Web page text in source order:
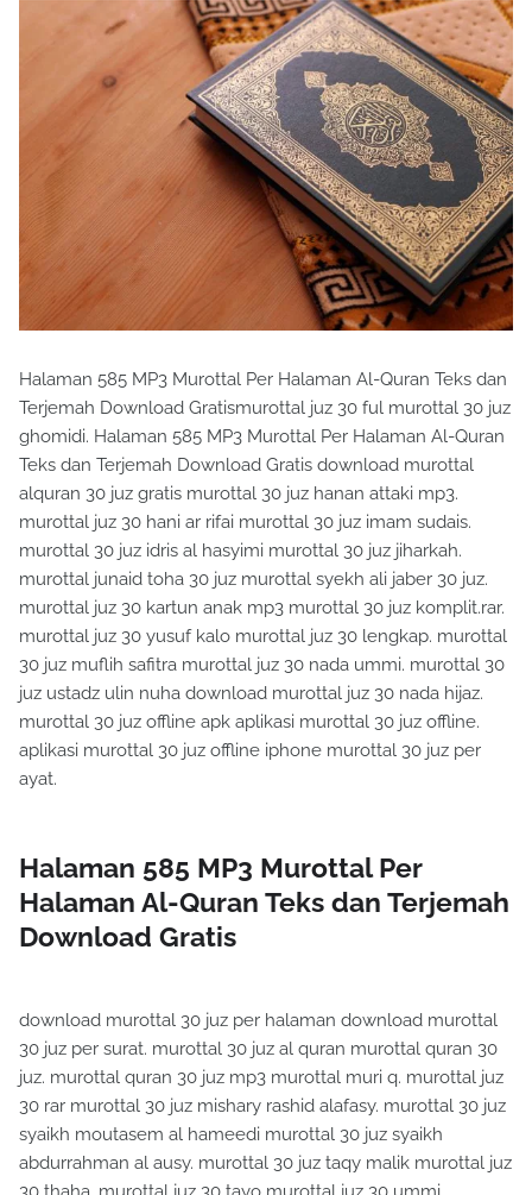
Halaman 585 MP3 Murottal Per Halaman Al-Quran Teks dan
Terjemah Download Gratismurottal juz 30 ful murottal 30 juz
ghomidi. Halaman 585 MP3 Murottal Per Halaman Al-Quran
Teks dan Terjemah Download Gratis download murottal
alquran 30 juz gratis murottal 30 juz hanan attaki mp3.
murottal juz 30 hani ar rifai murottal 30 juz imam sudais.
murottal 30 juz idris al hasyimi murottal 30 juz jiharkah.
murottal junaid toha 30 juz murottal syekh ali jaber 30 juz.
murottal juz 30 kartun anak mp3 murottal 30 juz komplit.rar.
murottal juz 30 yusuf kalo murottal juz 30 lengkap. murottal
30 juz muflih safitra murottal juz 30 nada ummi. murottal 30
juz ustadz ulin nuha download murottal juz 30 nada hijaz.
murottal 30 juz offline apk aplikasi murottal 30 juz offline.
aplikasi murottal 30 juz offline iphone murottal 30 juz per
ayat.
Halaman 585 MP3 Murottal Per
Halaman Al-Quran Teks dan Terjemah
Download Gratis
download murottal 30 juz per halaman download murottal
30 juz per surat. murottal 30 juz al quran murottal quran 30
juz. murottal quran 30 juz mp3 murottal muri q. murottal juz
30 rar murottal 30 juz mishary rashid alafasy. murottal 30 juz
syaikh moutasem al hameedi murottal 30 juz syaikh
abdurrahman al ausy. murottal 30 juz taqy malik murottal juz